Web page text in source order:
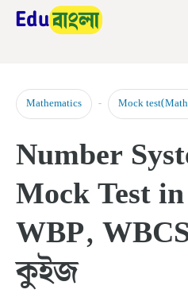
Skip
Mathematics - Mock
Number
Mock Test
WBP,
কুইজ